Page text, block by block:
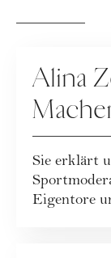
Alina
Sie erklärt
Eigentore